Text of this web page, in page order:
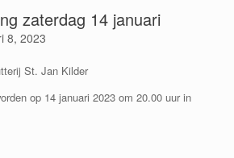
zaterdag 14 januari
8, 2023
St. Jan Kilder
op 14 januari 2023 om 20.00 uur in